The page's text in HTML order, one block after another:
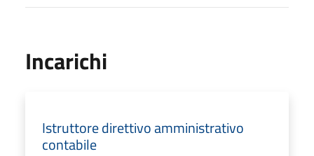
Incarichi
Istruttore direttivo amministrativo
contabile